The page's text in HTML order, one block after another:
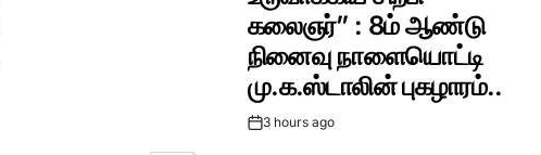
கலைஞர்” : 8ம் ஆண்டு
நினைவு நாளையொட்டி
மு.க.ஸ்டாலின் புகழாரம்..
Post3 hours ago